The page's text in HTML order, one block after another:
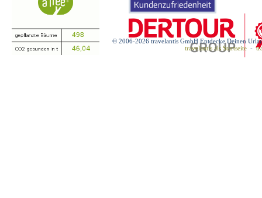
© 2006-2026 travelantis GmbH Entdecke Deinen
travelantis als Startseite -